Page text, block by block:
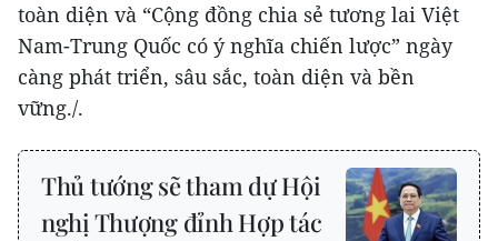
toàn diện và “Cộng đồng chia sẻ tương lai Việt
Nam-Trung Quốc có ý nghĩa chiến lược” ngày
càng phát triển, sâu sắc, toàn diện và bền
vững./.
Thủ tướng sẽ tham dự Hội
nghị Thượng đỉnh Hợp tác